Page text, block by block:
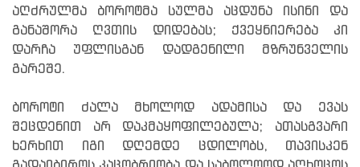
აღძრულმა ბოროტმა სულმა აცდუნა ისინი და
განაშორა ღვთის დიდებას; ქვეყნიერება კი
დარჩა უფლისგან დადგენილი მზრუნველის
გარეშე.
ბოროტი ძალა მხოლოდ ადამისა და ევას
შეცდენით არ დაკმაყოფილებულა; ათასგვარი
ხერხით იგი დღემდე ცდილობს, თავისკენ